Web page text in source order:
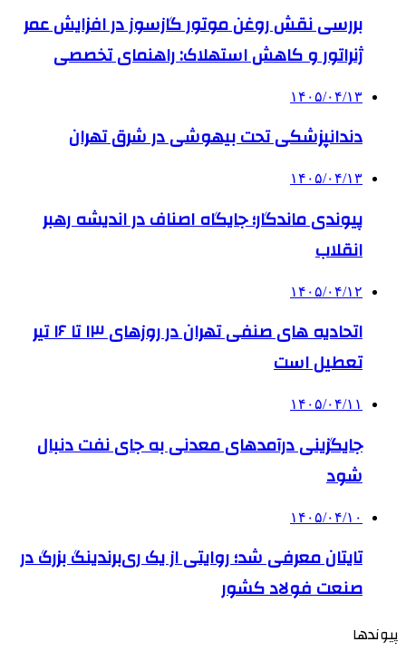
بررسی نقش روغن موتور گازسوز در افزایش عمر
ژنراتور و کاهش استهلاک: راهنمای تخصصی
۱۴۰۵/۰۴/۱۳
دندانپزشکی تحت بیهوشی در شرق تهران
۱۴۰۵/۰۴/۱۳
پیوندی ماندگار؛ جایگاه اصناف در اندیشه رهبر
انقلاب
۱۴۰۵/۰۴/۱۲
اتحادیه های صنفی تهران در روزهای ۱۳ تا ۱۶ تیر
تعطیل است
۱۴۰۵/۰۴/۱۱
جایگزینی درآمدهای معدنی به جای نفت دنبال
شود
۱۴۰۵/۰۴/۱۰
تایتان معرفی شد؛ روایتی از یک ری‌برندینگ بزرگ در
صنعت فولاد کشور
پیوندها